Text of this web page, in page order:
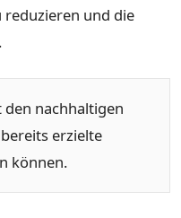
reduzieren und die
nachhaltigen
erzielte
können.